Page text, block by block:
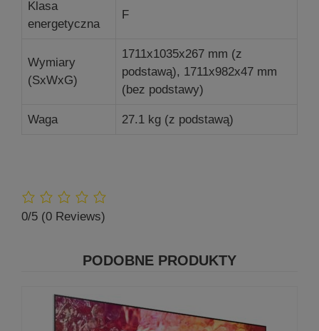
Klasa
energetyczna
F
Wymiary
(SxWxG)
1711x1035x267 mm (z
podstawą), 1711x982x47 mm
(bez podstawy)
Waga 27.1 kg (z podstawą)
0/5 (0 Reviews)
PODOBNE PRODUKTY